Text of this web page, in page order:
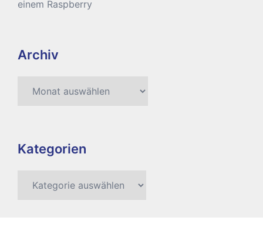
einem Raspberry
Archiv
Kategorien